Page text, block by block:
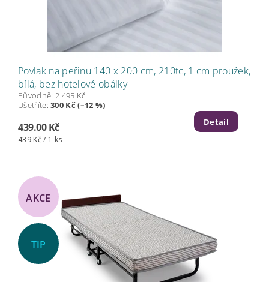
Povlak na peřinu 140 x 200 cm, 210tc, 1 cm proužek,
bílá, bez hotelové obálky
Původně: 2 495 Kč
Ušetříte:300 Kč (–12 %)
439.00 Kč
439 Kč / 1 ks
Detail
AKCE
TIP